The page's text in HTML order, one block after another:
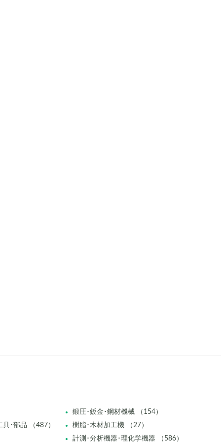
鍛圧･鈑金･鋼材機械 （154）
･部品 （487）
樹脂･木材加工機 （27）
計測･分析機器･理化学機器 （586）